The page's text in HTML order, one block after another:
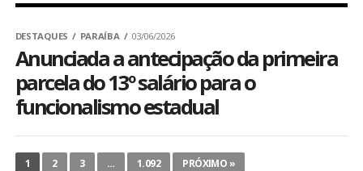
DESTAQUES PARAÍBA 03/06/2026
Anunciada a antecipação da primeira
parcela do 13º salário para o
funcionalismo estadual
1 2 3 … 1.092 PRÓXIMO »